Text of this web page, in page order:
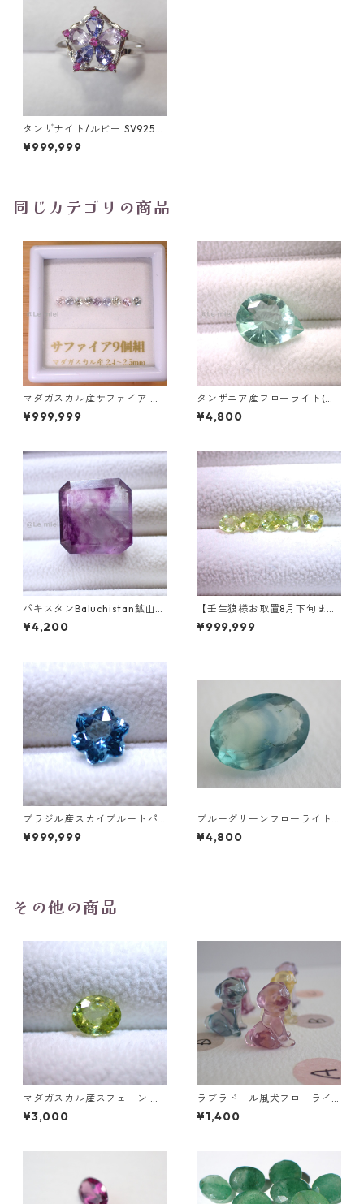
タンザナイト/ルビー SV925/
WGメッキリング 2.3g 10号/4
x3mm
¥999,999
同じカテゴリの商品
マダガスカル産サファイア ル
ース 9個組 2.4～2.5mm
¥999,999
タンザニア産フローライト(蛍
光) ペアシェイプカットルース
5.46ct 13.8mm*10.8mm*7.0
¥4,800
パキスタンBaluchistan鉱山産
フローライト スクエアカット
ルース 34.4ct 20 x 19.6 x 11
¥4,200
【壬生狼様お取置8月下旬ま
で】マダガスカル産スフェー
ン ラウンドカットルース 0.45
¥999,999
ブラジル産スカイブルートパ
ーズ スノーフレークカットル
ース 1.5ct 7.0mm*7.0mm*4.
¥999,999
ブルーグリーンフローライト
オーバルカットルース 10.2ct
15.4mm*11.1mm*8.0mm
¥4,800
その他の商品
マダガスカル産スフェーン オ
ーバルカットルース 1.03ct 6.
3mm*5.3mm*3.6mm
¥3,000
ラブラドール風犬フローライ
ト彫刻 A~E 2.8g前後 高さ18.8
mm前後
¥1,400